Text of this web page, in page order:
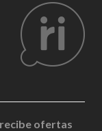
ofertas